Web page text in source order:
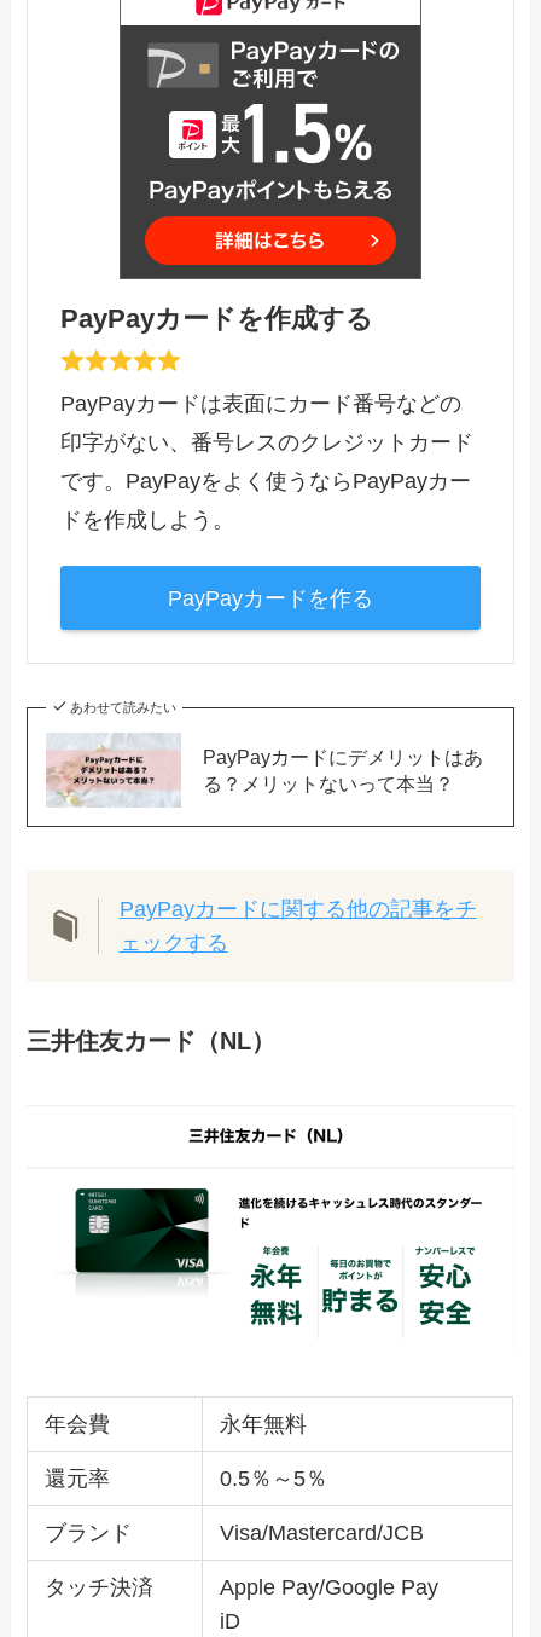
PayPayカードを作成する
PayPayカードは表面にカード番号などの
印字がない、番号レスのクレジットカード
です。PayPayをよく使うならPayPayカー
ドを作成しよう。
PayPayカードを作る
あわせて読みたい
PayPayカードにデメリットはあ
る？メリットないって本当？
PayPayカードに関する他の記事をチ
ェックする
三井住友カード（NL）
年会費 永年無料
還元率 0.5％～5％
ブランド Visa/Mastercard/JCB
タッチ決済
Apple Pay/Google Pay
iD